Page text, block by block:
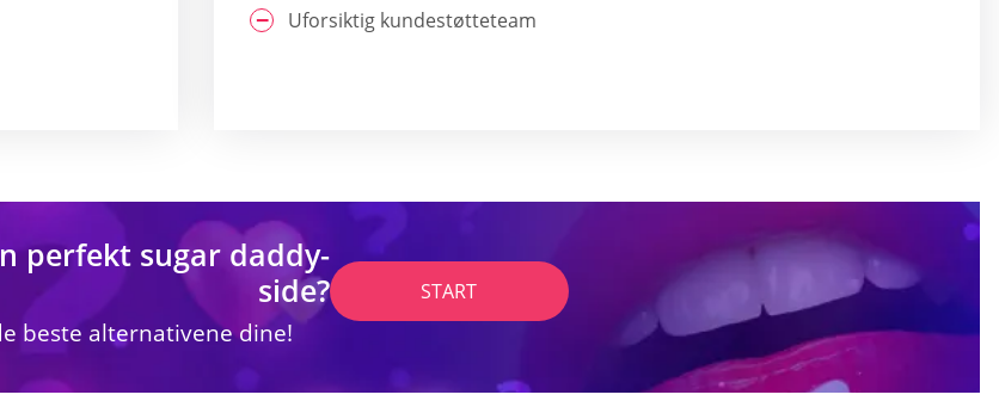
Uforsiktig kundestøtteteam
perfekt sugar daddy-
side?
beste alternativene dine!
START